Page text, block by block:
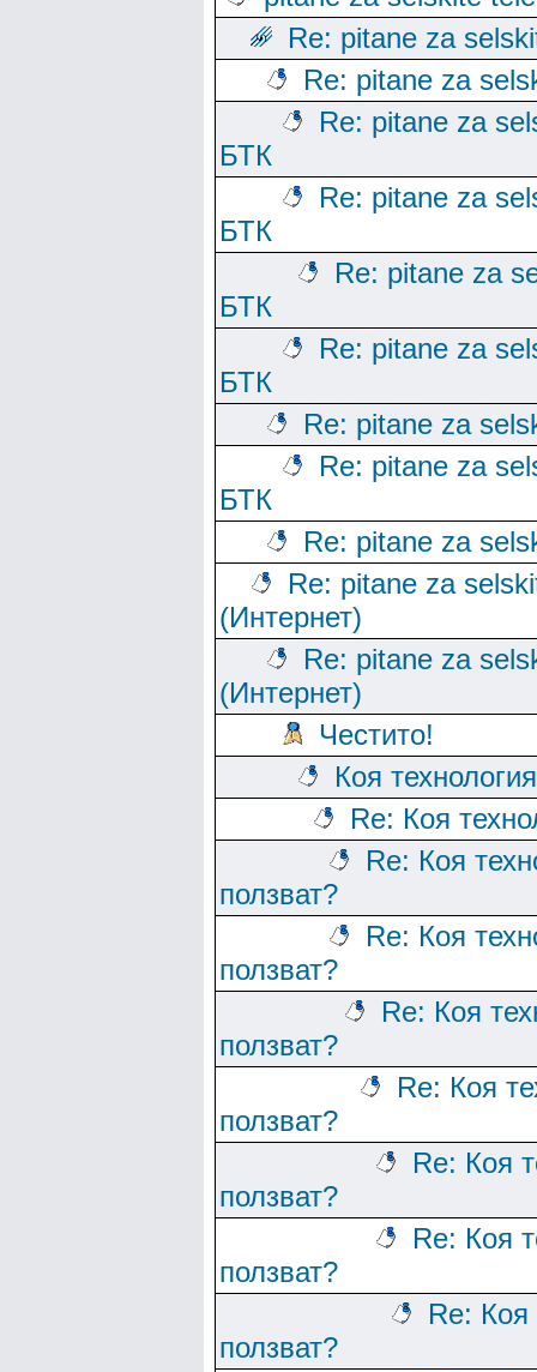
Re: pitane za
Re: pitane za
Re: pitane za
БТК
Re: pitane za
БТК
Re: pitane za
БТК
Re: pitane za
БТК
Re: pitane za
Re: pitane za
БТК
Re: pitane za
Re: pitane za
(Интернет)
Re: pitane za
(Интернет)
Честито!
Коя
Re: Коя
Re: Коя
ползват?
Re: Коя
ползват?
Re: Коя
ползват?
Re: Коя
ползват?
Re: Коя
ползват?
Re: Коя
ползват?
Re: Коя
ползват?